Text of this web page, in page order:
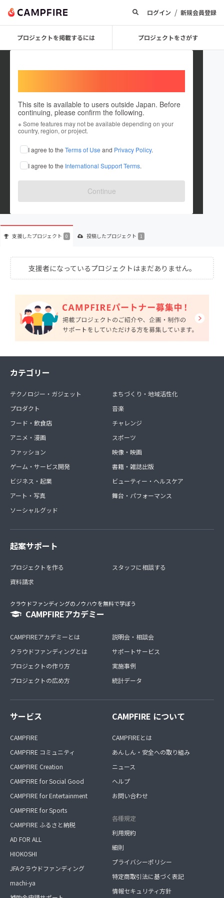
ログイン / 新規会員登録
プロジェクトを掲載するには プロジェクトをさがす
This site is available to users outside Japan. Before
continuing, please confirm the following.
※ Some features may not be available depending on your
country, region, or project.
I agree to the Terms of Use and Privacy Policy.
I agree to the International Support Terms.
Continue
mojahall0613
これまでに1件のプロジェクトを投稿しています
在住国：日本 現在地：京都府
出身国：日本 出身地：京都府
京都北野白梅町にある飲み屋「GOLDEN MOJA HALL」です。
支援したプロジェクト 0 投稿したプロジェクト 1
支援者になっているプロジェクトはまだありません。
カテゴリー
テクノロジー・ガジェット
プロダクト
フード・飲食店
アニメ・漫画
ファッション
ゲーム・サービス開発
ビジネス・起業
アート・写真
ソーシャルグッド
まちづくり・地域活性化
音楽
チャレンジ
スポーツ
映像・映画
書籍・雑誌出版
ビューティー・ヘルスケア
舞台・パフォーマンス
起案サポート
プロジェクトを作る
資料請求
スタッフに相談する
クラウドファンディングのノウハウを無料で学ぼう
CAMPFIREアカデミー
CAMPFIREアカデミーとは
クラウドファンディングとは
プロジェクトの作り方
プロジェクトの広め方
説明会・相談会
サポートサービス
実施事例
統計データ
サービス
CAMPFIRE
CAMPFIRE コミュニティ
CAMPFIRE Creation
CAMPFIRE for Social Good
CAMPFIRE for Entertainment
CAMPFIRE for Sports
CAMPFIRE ふるさと納税
AD FOR ALL
HIOKOSHI
JFAクラウドファンディング
machi-ya
CAMPFIRE について
CAMPFIREとは
あんしん・安全への取り組み
ニュース
ヘルプ
お問い合わせ
各種規定
利用規約
細則
プライバシーポリシー
特定商取引法に基づく表記
情報セキュリティ方針